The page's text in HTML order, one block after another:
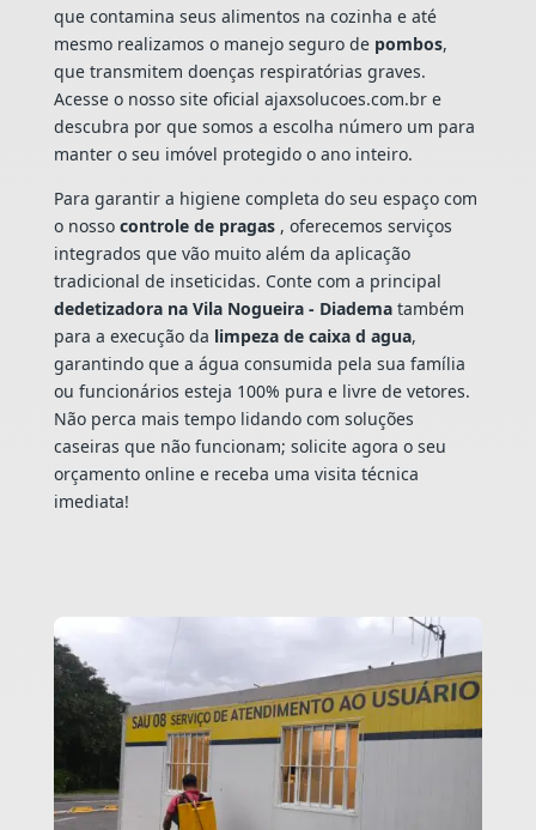
que contamina seus alimentos na cozinha e até
mesmo realizamos o manejo seguro de pombos,
que transmitem doenças respiratórias graves.
Acesse o nosso site oficial ajaxsolucoes.com.br e
descubra por que somos a escolha número um para
manter o seu imóvel protegido o ano inteiro.
Para garantir a higiene completa do seu espaço com
o nosso controle de pragas , oferecemos serviços
integrados que vão muito além da aplicação
tradicional de inseticidas. Conte com a principal
dedetizadora na Vila Nogueira - Diadematambém
para a execução da limpeza de caixa d agua,
garantindo que a água consumida pela sua família
ou funcionários esteja 100% pura e livre de vetores.
Não perca mais tempo lidando com soluções
caseiras que não funcionam; solicite agora o seu
orçamento online e receba uma visita técnica
imediata!